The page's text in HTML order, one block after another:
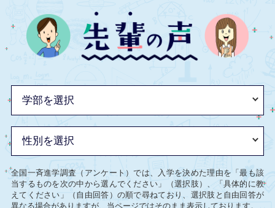
全国一斉進学調査（アンケート）では、入学を決めた理由を「最も該
当するものを次の中から選んでください」（選択肢）、「具体的に教
えてください」（自由回答）の順で尋ねており、選択肢と自由回答が
異なる場合がありますが、当ページではそのまま表示しております。